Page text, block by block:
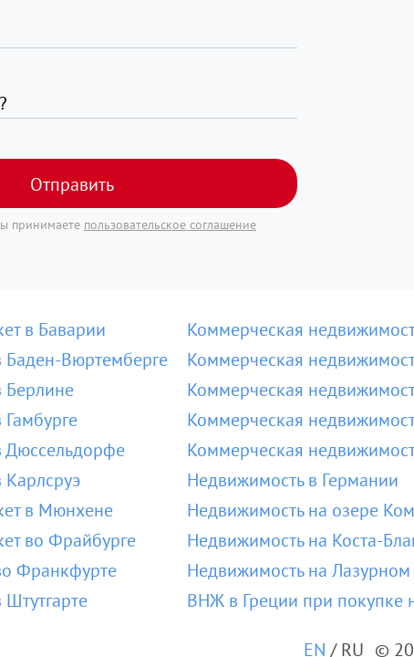
Отправить
принимаете пользовательское соглашение
в Баварии
Вюртемберге
в Мюнхене
во Фрайбурге
Франкфурте
Коммерческая
Коммерческая
Коммерческая
Коммерческая
Коммерческая
Недвижимость в Германии
Недвижимость на озере
Недвижимость на Коста-
Недвижимость на Лазурном
ВНЖ в Греции при покупке
EN /RU ©